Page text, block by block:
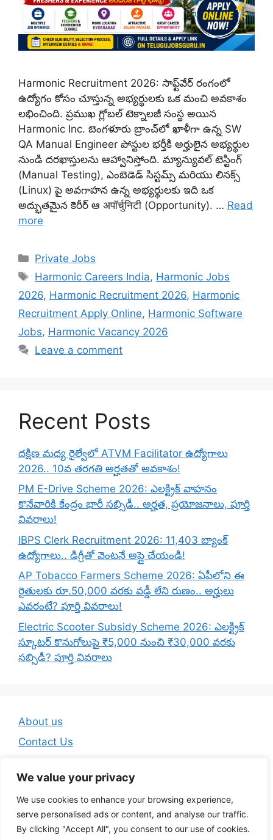
We value your privacy
We use cookies to enhance your browsing experience,
serve personalised ads or content, and analyse our traffic.
By clicking "Accept All", you consent to our use of cookies.
Harmonic Recruitment 2026: సాఫ్ట్‌వేర్ రంగంలో
ఉద్యోగం కోసం చూస్తున్న అభ్యర్థులకు ఒక మంచి అవకాశం
లభించింది. ప్రముఖ గ్లోబల్ టెక్నాలజీ సంస్థ అయిన
Harmonic Inc. బెంగళూరు బ్రాంచ్‌లో ఖాళీగా ఉన్న SW
QA Manual Engineer పోస్టుల భర్తీకి అర్హులైన అభ్యర్థుల
నుండి దరఖాస్తులను ఆహ్వానిస్తోంది. మ్యాన్యువల్ టెస్టింగ్
(Manual Testing), ఎంబెడెడ్ సిస్టమ్స్ మరియు లినక్స్
(Linux) పై అవగాహన ఉన్న అభ్యర్థులకు ఇది ఒక
అద్భుతమైన కెరీర్ ఆ अपॉर्चुनिटी (Opportunity). … Read
more
Categories
Private Jobs
Tags
Harmonic Careers India, Harmonic Jobs
2026, Harmonic Recruitment 2026, Harmonic
Recruitment Apply Online, Harmonic Software
Jobs, Harmonic Vacancy 2026
Leave a comment
Recent Posts
దక్షిణ మధ్య రైల్వేలో ATVM Facilitator ఉద్యోగాలు
2026.. 10వ తరగతి అర్హతతో అవకాశం!
PM E-Drive Scheme 2026: ఎలక్ట్రిక్ వాహనం
కొనేవారికి కేంద్రం భారీ సబ్సిడీ.. అర్హత, ప్రయోజనాలు, పూర్తి
వివరాలు!
IBPS Clerk Recruitment 2026: 11,403 బ్యాంక్
ఉద్యోగాలు.. డిగ్రీతో వెంటనే అప్లై చేయండి!
AP Tobacco Farmers Scheme 2026: ఏపీలోని ఈ
రైతులకు రూ.50,000 వరకు వడ్డీ లేని రుణం.. అర్హులు
ఎవరంటే? పూర్తి వివరాలు!
Electric Scooter Subsidy Scheme 2026: ఎలక్ట్రిక్
స్కూటర్ కొనుగోలుపై ₹5,000 నుంచి ₹30,000 వరకు
సబ్సిడీ? పూర్తి వివరాలు
About us
Contact Us
Privacy Policy
Terms And Conditions